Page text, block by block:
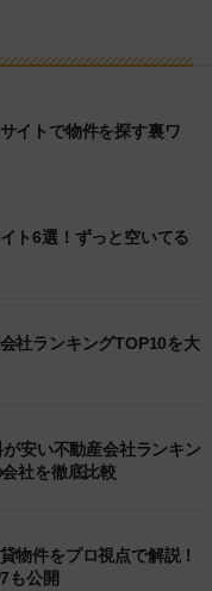
イトで物件を探す裏ワ
ト6選！ずっと空いてる
社ランキングTOP10を大
が安い不動産会社ランキン
社を徹底比較
物件をプロ視点で解説！
も公開